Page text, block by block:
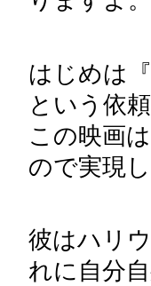
はじめは
という依
この映画
ので実現
彼はハリ
れに自分